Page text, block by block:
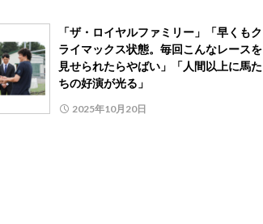
「ザ・ロイヤルファミリー」「早くもク
ライマックス状態。毎回こんなレースを
見せられたらやばい」「人間以上に馬た
ちの好演が光る」
2025年10月20日